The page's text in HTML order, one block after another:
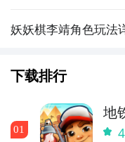
妖妖棋李靖角色玩法
下载排行
01
地